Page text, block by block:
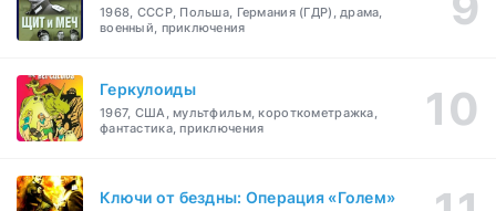
1968, СССР, Польша, Германия (ГДР), драма,
военный, приключения
Геркулоиды
1967, США, мультфильм, короткометражка,
фантастика, приключения
Ключи от бездны: Операция «Голем»